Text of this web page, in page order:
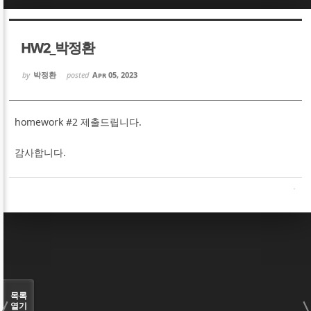
HW2_박정환
by 박정환 posted Apr 05, 2023
homework #2 제출드립니다.
감사합니다.
목록
열기
Sketchbook5, 스케치북5
Sketchbook5, 스케치북5
Sketchbook5, 스케치북5
Sketchbook5, 스케치북5